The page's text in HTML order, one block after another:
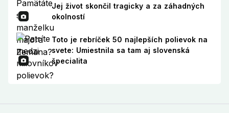
Jej život skončil tragicky a za záhadných
okolností
Toto je rebríček 50 najlepších polievok na
svete: Umiestnila sa tam aj slovenská
špecialita